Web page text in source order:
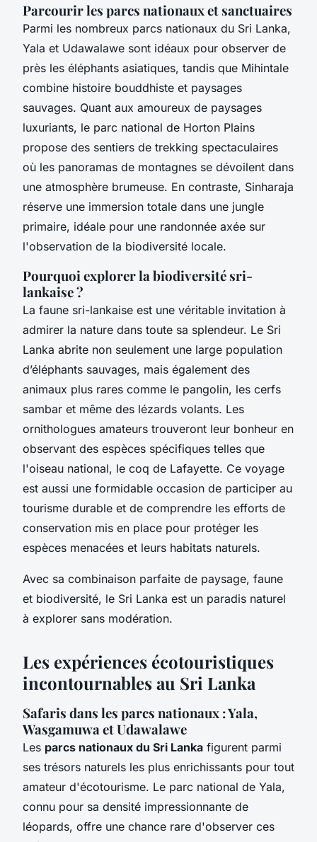
Parcourir les parcs nationaux et sanctuaires
Parmi les nombreux parcs nationaux du Sri Lanka,
Yala et Udawalawe sont idéaux pour observer de
près les éléphants asiatiques, tandis que Mihintale
combine histoire bouddhiste et paysages
sauvages. Quant aux amoureux de paysages
luxuriants, le parc national de Horton Plains
propose des sentiers de trekking spectaculaires
où les panoramas de montagnes se dévoilent dans
une atmosphère brumeuse. En contraste, Sinharaja
réserve une immersion totale dans une jungle
primaire, idéale pour une randonnée axée sur
l'observation de la biodiversité locale.
Pourquoi explorer la biodiversité sri-
lankaise ?
La faune sri-lankaise est une véritable invitation à
admirer la nature dans toute sa splendeur. Le Sri
Lanka abrite non seulement une large population
d’éléphants sauvages, mais également des
animaux plus rares comme le pangolin, les cerfs
sambar et même des lézards volants. Les
ornithologues amateurs trouveront leur bonheur en
observant des espèces spécifiques telles que
l'oiseau national, le coq de Lafayette. Ce voyage
est aussi une formidable occasion de participer au
tourisme durable et de comprendre les efforts de
conservation mis en place pour protéger les
espèces menacées et leurs habitats naturels.
Avec sa combinaison parfaite de paysage, faune
et biodiversité, le Sri Lanka est un paradis naturel
à explorer sans modération.
Les expériences écotouristiques
incontournables au Sri Lanka
Safaris dans les parcs nationaux : Yala,
Wasgamuwa et Udawalawe
Les parcs nationaux du Sri Lanka figurent parmi
ses trésors naturels les plus enrichissants pour tout
amateur d'écotourisme. Le parc national de Yala,
connu pour sa densité impressionnante de
léopards, offre une chance rare d'observer ces